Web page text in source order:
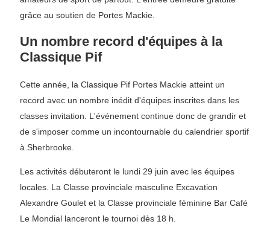
grâce au soutien de Portes Mackie.
Un nombre record d'équipes à la
Classique Pif
Cette année, la Classique Pif Portes Mackie atteint un
record avec un nombre inédit d'équipes inscrites dans les
classes invitation. L'événement continue donc de grandir et
de s'imposer comme un incontournable du calendrier sportif
à Sherbrooke.
Les activités débuteront le lundi 29 juin avec les équipes
locales. La Classe provinciale masculine Excavation
Alexandre Goulet et la Classe provinciale féminine Bar Café
Le Mondial lanceront le tournoi dès 18 h.